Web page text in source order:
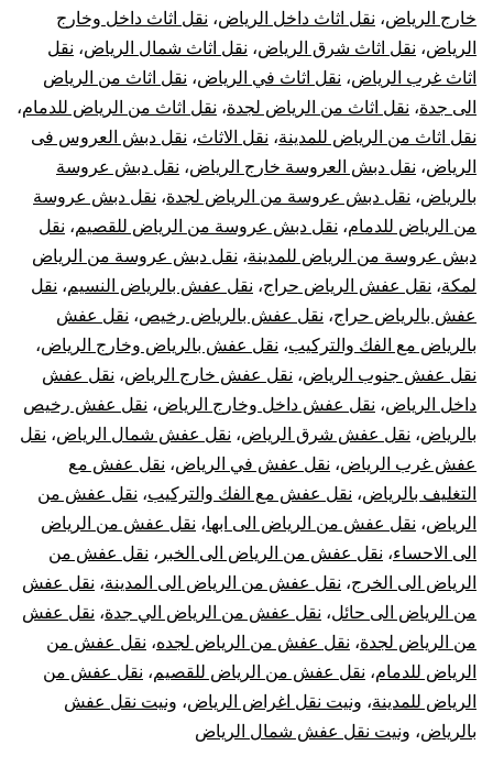
خارج الرياض، نقل اثاث داخل الرياض، نقل اثاث داخل وخارج
الرياض، نقل اثاث شرق الرياض، نقل اثاث شمال الرياض، نقل
اثاث غرب الرياض، نقل اثاث في الرياض، نقل اثاث من الرياض
الى جدة، نقل اثاث من الرياض لجدة، نقل اثاث من الرياض للدمام،
نقل اثاث من الرياض للمدينة، نقل الاثاث، نقل دبش العروس فى
الرياض، نقل دبش العروسة خارج الرياض، نقل دبش عروسة
بالرياض، نقل دبش عروسة من الرياض لجدة، نقل دبش عروسة
من الرياض للدمام، نقل دبش عروسة من الرياض للقصيم، نقل
دبش عروسة من الرياض للمدينة، نقل دبش عروسة من الرياض
لمكة، نقل عفش الرياض حراج، نقل عفش بالرياض النسيم، نقل
عفش بالرياض حراج، نقل عفش بالرياض رخيص، نقل عفش
بالرياض مع الفك والتركيب، نقل عفش بالرياض وخارج الرياض،
نقل عفش جنوب الرياض، نقل عفش خارج الرياض، نقل عفش
داخل الرياض، نقل عفش داخل وخارج الرياض، نقل عفش رخيص
بالرياض، نقل عفش شرق الرياض، نقل عفش شمال الرياض، نقل
عفش غرب الرياض، نقل عفش في الرياض، نقل عفش مع
التغليف بالرياض، نقل عفش مع الفك والتركيب، نقل عفش من
الرياض، نقل عفش من الرياض الى ابها، نقل عفش من الرياض
الى الاحساء، نقل عفش من الرياض الى الخبر ، نقل عفش من
الرياض الى الخرج، نقل عفش من الرياض الى المدينة، نقل عفش
من الرياض الى حائل، نقل عفش من الرياض الي جدة، نقل عفش
من الرياض لجدة، نقل عفش من الرياض لجده، نقل عفش من
الرياض للدمام، نقل عفش من الرياض للقصيم، نقل عفش من
الرياض للمدينة، ونيت نقل اغراض الرياض، ونيت نقل عفش
بالرياض، ونيت نقل عفش شمال الرياض